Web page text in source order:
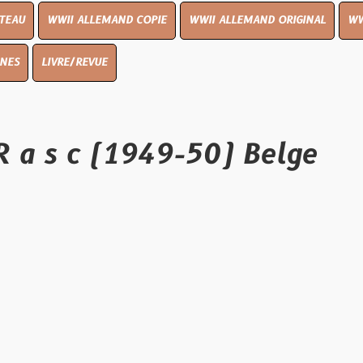
ALLEMAND COPIE WWII ALLEMAND ORIGINAL WWII UK
(1949-50) Belge